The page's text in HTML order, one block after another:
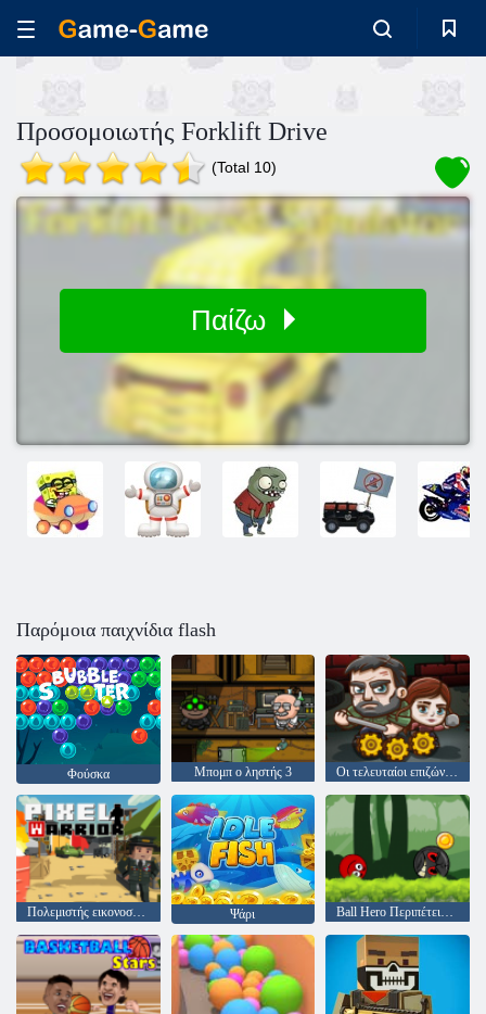
Προσομοιωτής Forklift Drive
(Total 10)
Παίζω
Παρόμοια παιχνίδια flash
Φούσκα Μπομπ ο ληστής 3 Οι τελευταίοι επιζώντες
Πολεμιστής εικονοστοιχείων Ψάρι Ball Hero Περιπέτεια: Κόκκινη μπάλα αναπήδησης